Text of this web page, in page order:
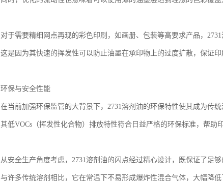
对于需要精细网点再现的彩色印刷，如画册、包装等高要求产品，
这是因为其快速的挥发性可以防止油墨在承印物上的过度扩散，保证印
环保与安全性能
在当前加强环保监管的大背景下，2731溶剂油的环保特性使其成为传统
其低VOCs（挥发性化合物）排放特性符合日益严格的环保标准，帮助
从安全生产角度考虑，2731溶剂油的闪点经过精心设计，既保证了足
与许多传统溶剂相比，它在常温下不易形成爆炸性混合气体，大幅降低